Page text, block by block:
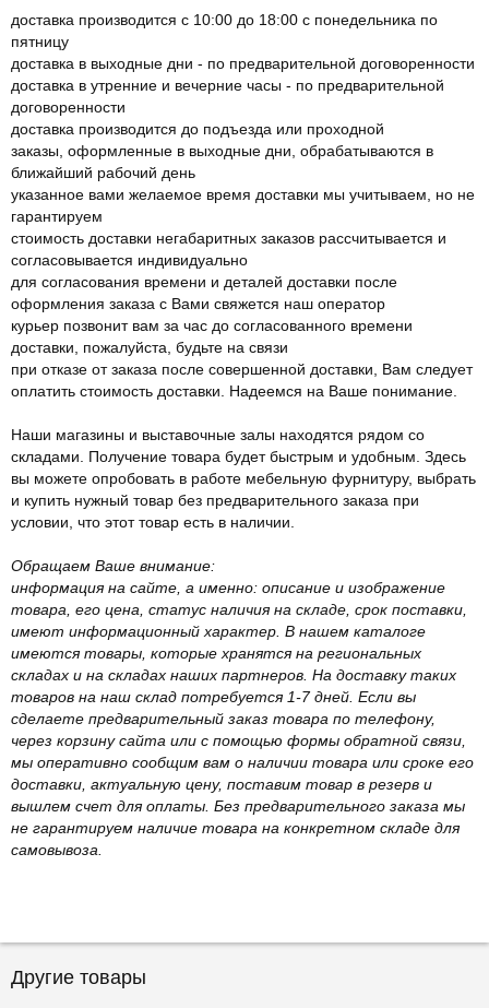
доставка производится с 10:00 до 18:00 с понедельника по
пятницу
доставка в выходные дни - по предварительной договоренности
доставка в утренние и вечерние часы - по предварительной
договоренности
доставка производится до подъезда или проходной
заказы, оформленные в выходные дни, обрабатываются в
ближайший рабочий день
указанное вами желаемое время доставки мы учитываем, но не
гарантируем
стоимость доставки негабаритных заказов рассчитывается и
согласовывается индивидуально
для согласования времени и деталей доставки после
оформления заказа с Вами свяжется наш оператор
курьер позвонит вам за час до согласованного времени
доставки, пожалуйста, будьте на связи
при отказе от заказа после совершенной доставки, Вам следует
оплатить стоимость доставки. Надеемся на Ваше понимание.
Наши магазины и выставочные залы находятся рядом со
складами. Получение товара будет быстрым и удобным. Здесь
вы можете опробовать в работе мебельную фурнитуру, выбрать
и купить нужный товар без предварительного заказа при
условии, что этот товар есть в наличии.
Обращаем Ваше внимание:
информация на сайте, а именно: описание и изображение
товара, его цена, статус наличия на складе, срок поставки,
имеют информационный характер. В нашем каталоге
имеются товары, которые хранятся на региональных
складах и на складах наших партнеров. На доставку таких
товаров на наш склад потребуется 1-7 дней. Если вы
сделаете предварительный заказ товара по телефону,
через корзину сайта или с помощью формы обратной связи,
мы оперативно сообщим вам о наличии товара или сроке его
доставки, актуальную цену, поставим товар в резерв и
вышлем счет для оплаты. Без предварительного заказа мы
не гарантируем наличие товара на конкретном складе для
самовывоза.
Другие товары